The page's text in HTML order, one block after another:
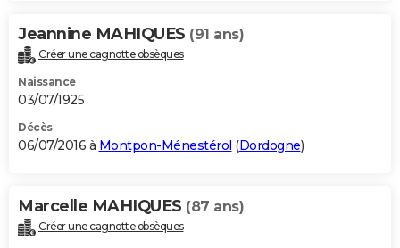
Jeannine MAHIQUES (91 ans)
Créer une cagnotte obsèques
Naissance
03/07/1925
Décès
06/07/2016 à Montpon-Ménestérol (Dordogne)
Marcelle MAHIQUES (87 ans)
Créer une cagnotte obsèques